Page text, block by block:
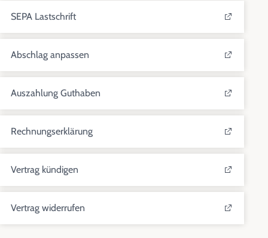
SEPA Lastschrift
Abschlag anpassen
Auszahlung Guthaben
Rechnungserklärung
Vertrag kündigen
Vertrag widerrufen